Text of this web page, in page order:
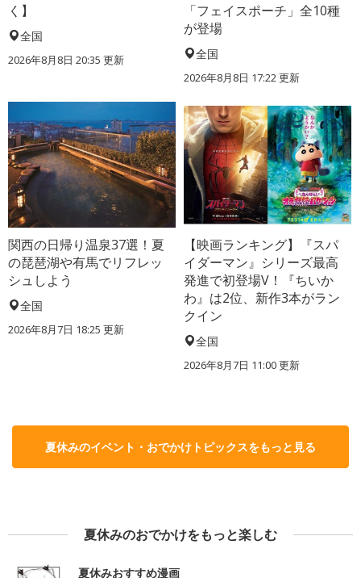
く】
全国
2026年8月8日 20:35 更新
「フェイスポーチ」全10種
が登場
全国
2026年8月8日 17:22更新
関西の日帰り温泉37選！夏
の琵琶湖や有馬でリフレッ
シュしよう
全国
2026年8月7日 18:25 更新
【映画ランキング】『スパ
イダーマン』シリーズ最高
発進で初登場V！『ちいか
わ』は2位、新作3本がラン
クイン
全国
2026年8月7日 11:00更新
夏休みのイベント・おでかけトピックスをもっと見る
夏休みのおでかけをもっと楽しむ
夏休みおすすめ漫画